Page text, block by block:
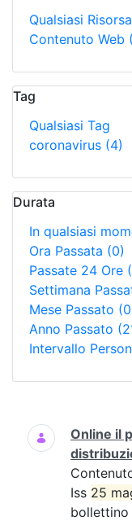
Qualsiasi Risorsa
Contenuto Web
Tag
Qualsiasi Tag
coronavirus (4)
Durata
In qualsiasi
Ora Passata (0)
Passate 24 Ore
Settimana
Mese Passato
Anno Passato
Intervallo
Ricerca
Online il
Iss 25
bollettino